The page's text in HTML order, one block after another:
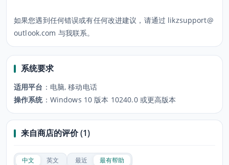
如果您遇到任何错误或有任何改进建议，请通过 likzsupport@
outlook.com 与我联系。
系统要求
适用平台 ： 电脑, 移动电话
操作系统： Windows 10 版本 10240.0 或更高版本
来自商店的评价 (1)
中文 英文 最近 最有帮助